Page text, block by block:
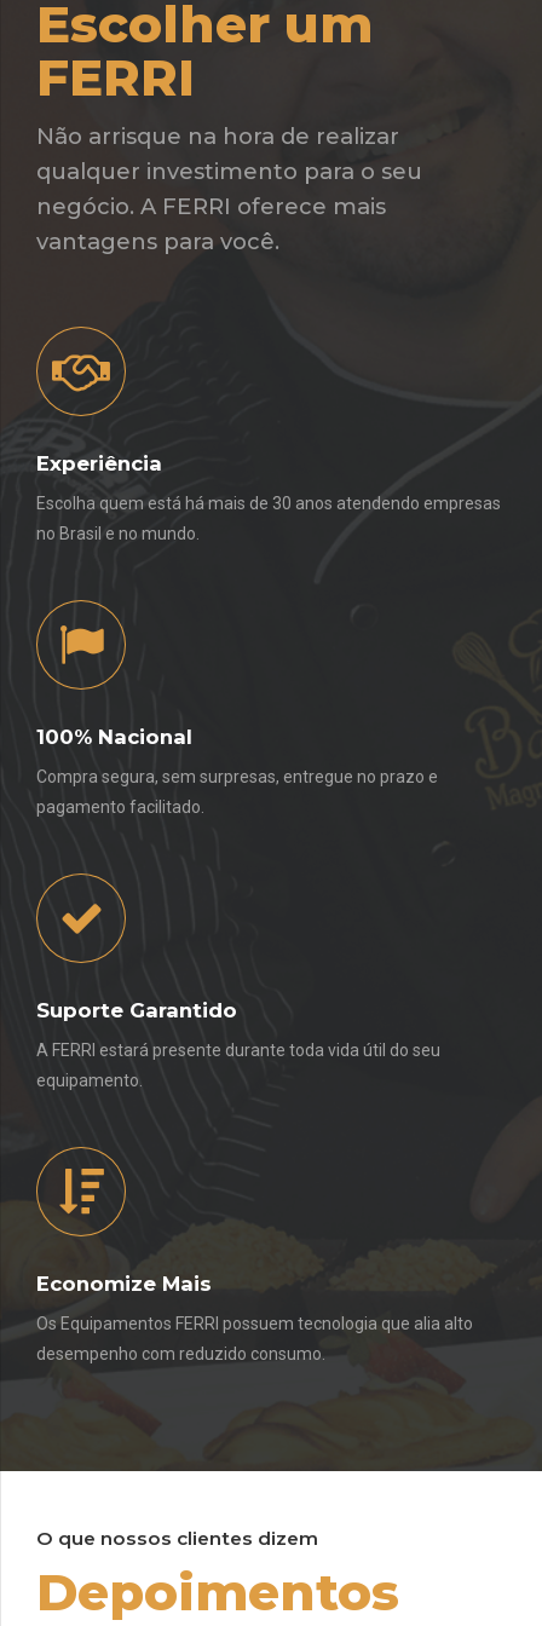
Escolher um
FERRI
Não arrisque na hora de realizar
qualquer investimento para o seu
negócio. A FERRI oferece mais
vantagens para você.
Experiência
Escolha quem está há mais de 30 anos atendendo empresas
no Brasil e no mundo.
100% Nacional
Compra segura, sem surpresas, entregue no prazo e
pagamento facilitado.
Suporte Garantido
A FERRI estará presente durante toda vida útil do seu
equipamento.
Economize Mais
Os Equipamentos FERRI possuem tecnologia que alia alto
desempenho com reduzido consumo.
O que nossos clientes dizem
Depoimentos